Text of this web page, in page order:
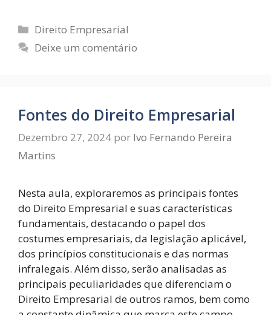
Direito Empresarial
Deixe um comentário
Fontes do Direito Empresarial
Dezembro 27, 2024 por Ivo Fernando Pereira
Martins
Nesta aula, exploraremos as principais fontes
do Direito Empresarial e suas características
fundamentais, destacando o papel dos
costumes empresariais, da legislação aplicável,
dos princípios constitucionais e das normas
infralegais. Além disso, serão analisadas as
principais peculiaridades que diferenciam o
Direito Empresarial de outros ramos, bem como